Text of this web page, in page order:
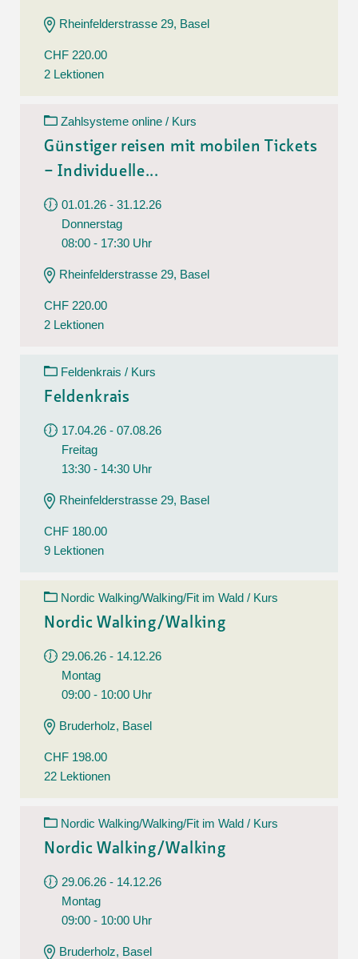
Rheinfelderstrasse 29, Basel
CHF 220.00
2 Lektionen
Zahlsysteme online / Kurs
Günstiger reisen mit mobilen Tickets
– Individuelle...
01.01.26 - 31.12.26
Donnerstag
08:00 - 17:30 Uhr
Rheinfelderstrasse 29, Basel
CHF 220.00
2 Lektionen
Feldenkrais / Kurs
Feldenkrais
17.04.26 - 07.08.26
Freitag
13:30 - 14:30 Uhr
Rheinfelderstrasse 29, Basel
CHF 180.00
9 Lektionen
Nordic Walking/Walking/Fit im Wald / Kurs
Nordic Walking/Walking
29.06.26 - 14.12.26
Montag
09:00 - 10:00 Uhr
Bruderholz, Basel
CHF 198.00
22 Lektionen
Nordic Walking/Walking/Fit im Wald / Kurs
Nordic Walking/Walking
29.06.26 - 14.12.26
Montag
09:00 - 10:00 Uhr
Bruderholz, Basel